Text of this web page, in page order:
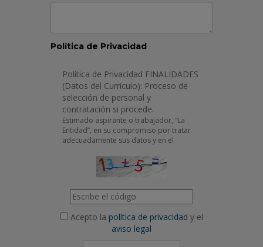
Política de Privacidad
Política de Privacidad FINALIDADES
(Datos del Curriculo): Proceso de
selección de personal y
contratación si procede.
Estimado aspirante o trabajador, “La
Entidad”, en su compromiso por tratar
adecuadamente sus datos y en el
Protección de Datos (UE) 2016 /679 de 27
de abril y de la Ley Orgánica 3/2018 de 5
de diciembre, de Protección de Datos
Personales y Garantía de los Derechos
Digitales, le informa que sus datos
los datos que forman parte de su
currículum vitae, serán utilizado en los
distintos procesos de selección de
Acepto la política de privacidad y el
aviso legal